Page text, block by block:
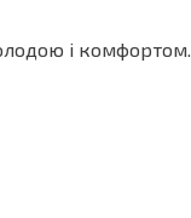
і комфортом.